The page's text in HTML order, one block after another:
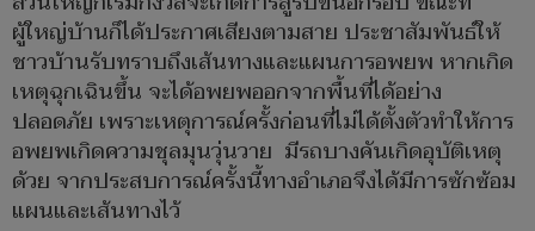
ผู้ใหญ่บ้านก็ได้ประกาศเสียงตามสาย ประชาสัมพันธ์ให้
ชาวบ้านรับทราบถึงเส้นทางและแผนการอพยพ หากเกิด
เหตุฉุกเฉินขึ้น จะได้อพยพออกจากพื้นที่ได้อย่าง
ปลอดภัย เพราะเหตุการณ์ครั้งก่อนที่ไม่ได้ตั้งตัวทำให้การ
อพยพเกิดความชุลมุนวุ่นวาย มีรถบางคันเกิดอุบัติเหตุ
ด้วย จากประสบการณ์ครั้งนี้ทางอำเภอจึงได้มีการซักซ้อม
แผนและเส้นทางไว้